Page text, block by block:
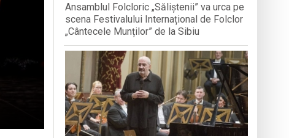
prieteniei și diversității culturale
Ansamblul Folcloric „Săliștenii” va urca pe
scena Festivalului Internațional de Folclor
„Cântecele Munților” de la Sibiu